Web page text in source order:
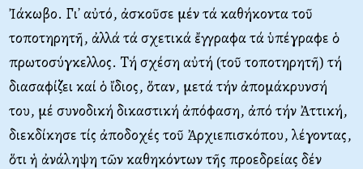
Ἰάκωβο. Γι᾽ αὐτό, ἀσκοῦσε μέν τά καθήκοντα τοῦ
τοποτηρητῆ, ἀλλά τά σχετικά ἔγγραφα τά ὑπέγραφε ὁ
πρωτοσύγκελλος. Tή σχέση αὐτή (τοῦ τοποτηρητῆ) τή
διασαφίζει καί ὁ ἴδιος, ὅταν, μετά τήν ἀπομάκρυνσή
του, μέ συνοδική δικαστική ἀπόφαση, ἀπό τήν Ἀττική,
διεκδίκησε τίς ἀποδοχές τοῦ Ἀρχιεπισκόπου, λέγοντας,
ὅτι ἡ ἀνάληψη τῶν καθηκόντων τῆς προεδρείας δέν